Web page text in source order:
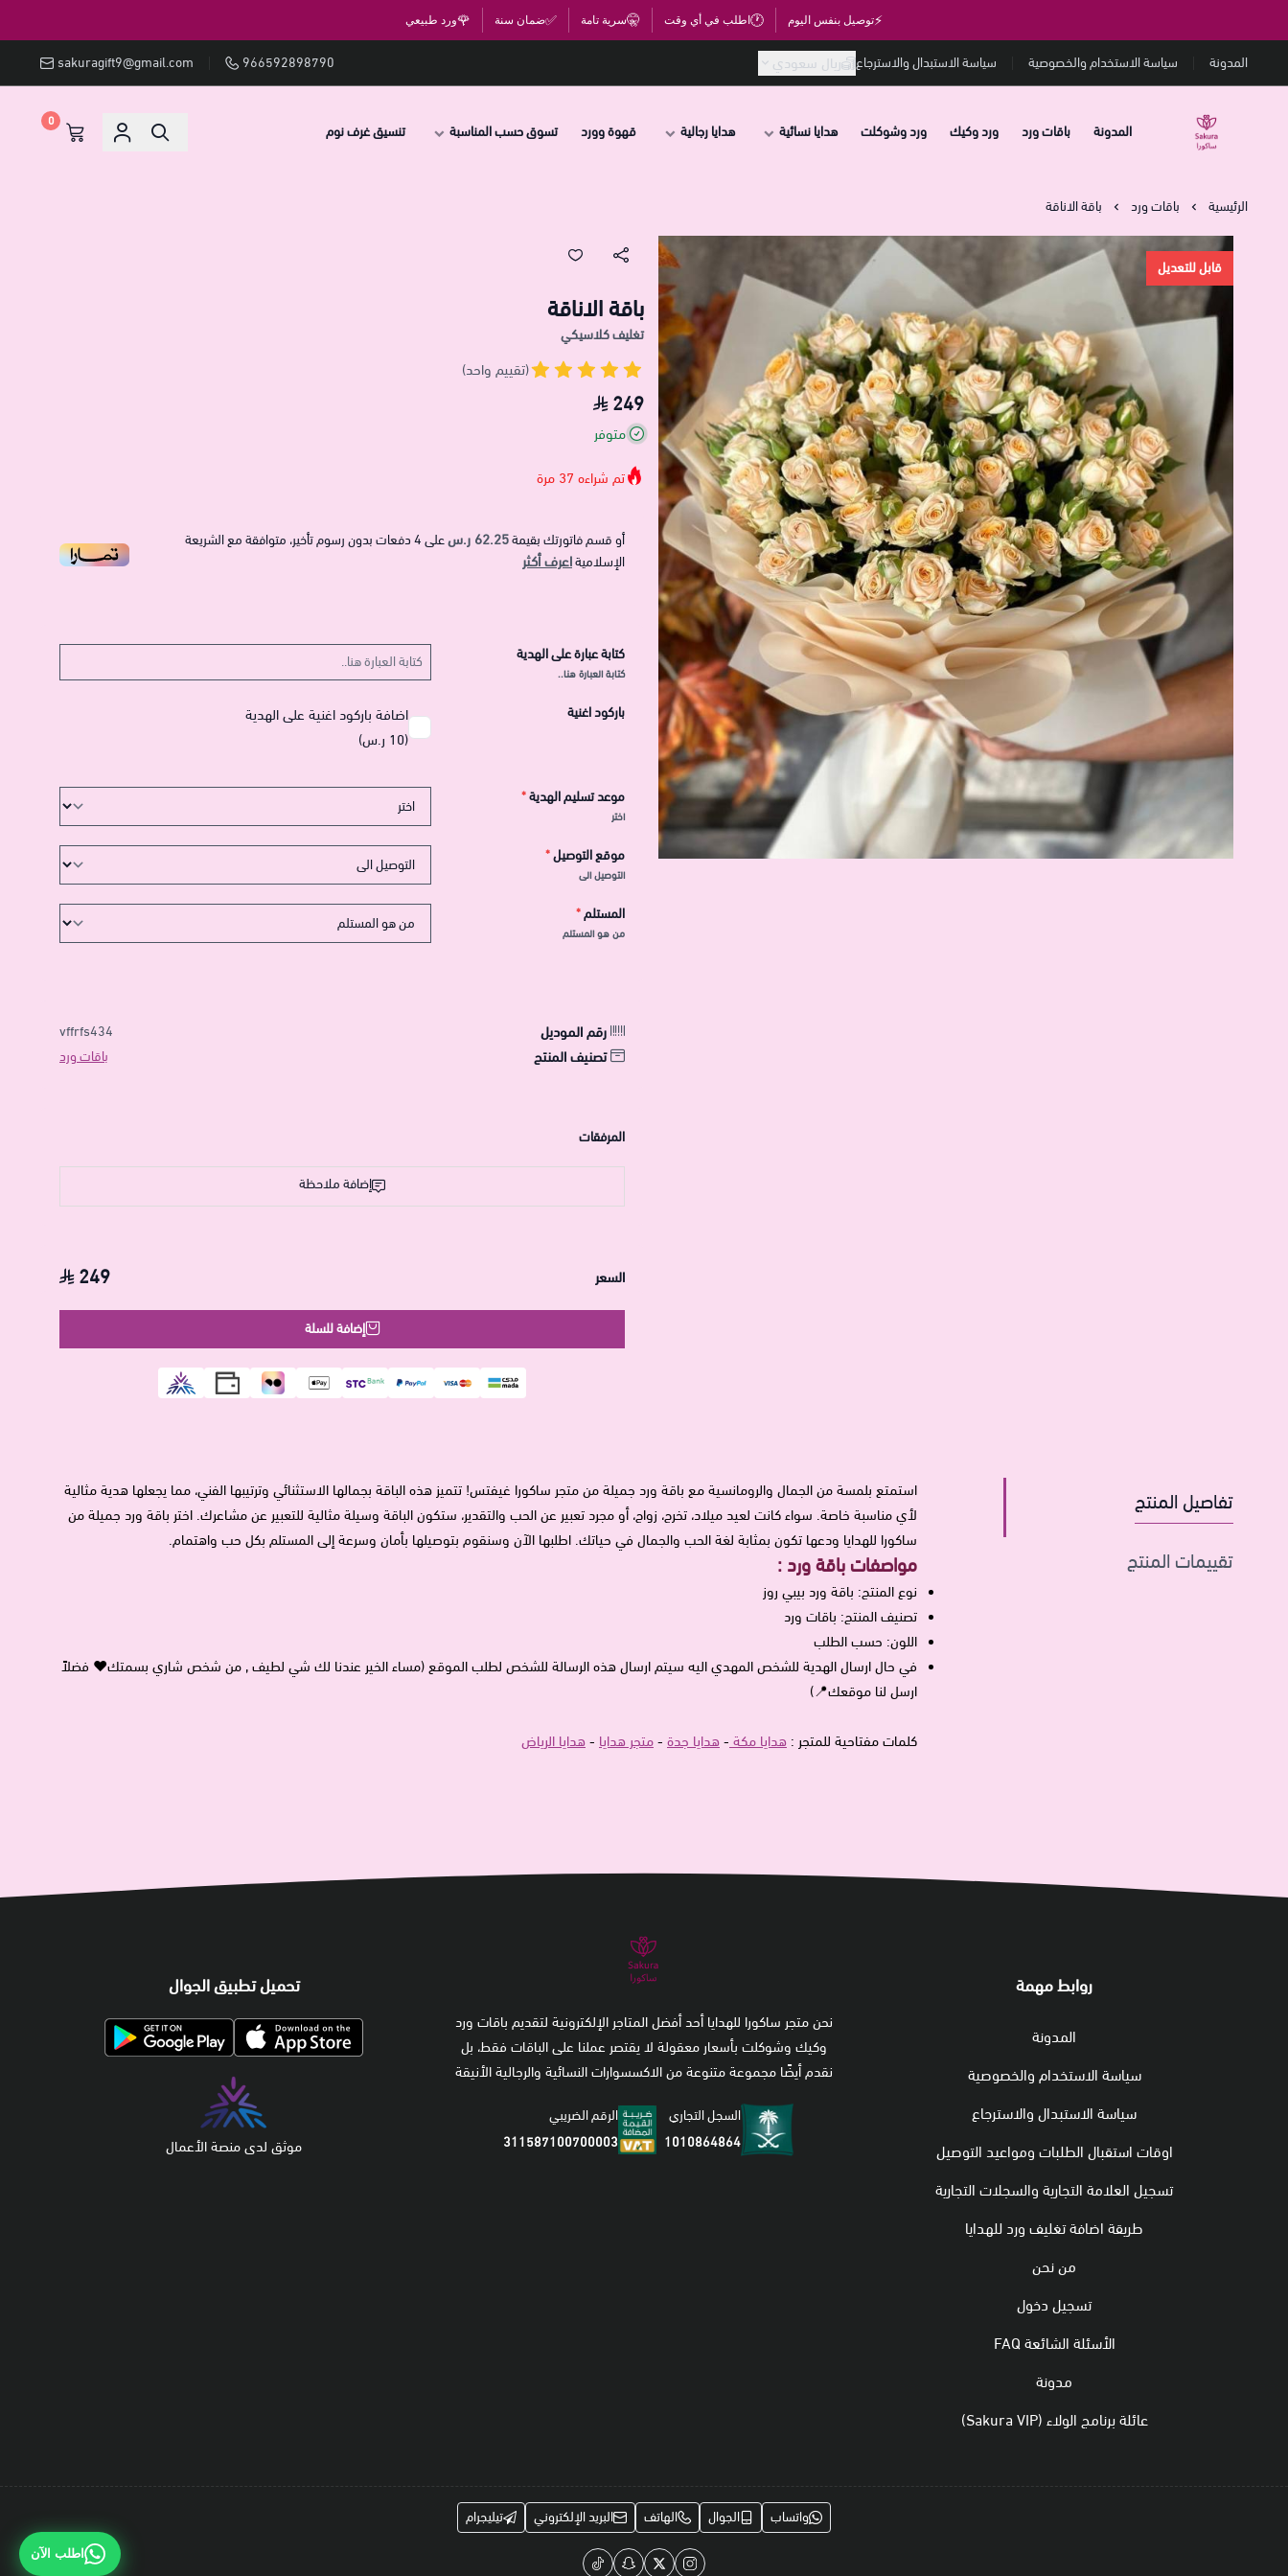
⚡توصيل بنفس اليوم 🕐 اطلب في أي وقت 🤫سرية تامة ✅ضمان سنة 🌹ورد طبيعي
المدونة سياسة الاستخدام والخصوصية سياسة الاستبدال والاسترجاع ريال سعودي 966592898790
sakuragift9@gmail.com
متجر ساكورا المدونة باقات ورد ورد وكيك ورد وشوكلت هدايا نسائية هدايا رجالية قهوة وورد تسوق حسب المناسبة تنسيق غرف نوم
0
الرئيسية باقات ورد باقة الاناقة
قابل للتعديل
باقة الاناقة
تغليف كلاسيكي
(تقييم واحد)
249
متوفر
تم شراءه 37 مرة
أو قسم فاتورتك بقيمة62.25 ر.س على4دفعات بدون رسوم تأخير، متوافقة مع الشريعة
الإسلاميةاعرف أكثر
كتابة عبارة على الهدية
كتابة العبارة هنا..
باركود اغنية
اضافة باركود اغنية على الهدية
(10 ر.س)
موعد تسليم الهدية*
اختر
موقع التوصيل*
التوصيل الى
المستلم*
من هو المستلم
رقم الموديل vffrfs434
تصنيف المنتج باقات ورد
المرفقات
إضافة ملاحظة
السعر 249
إضافة للسلة
تفاصيل المنتج
تقييمات المنتج
استمتع بلمسة من الجمال والرومانسية مع باقة ورد جميلة من متجر ساكورا غيفتس! تتميز هذه الباقة بجمالها الاستثنائي وترتيبها الفني، مما يجعلها هدية مثالية
لأي مناسبة خاصة. سواء كانت لعيد ميلاد، تخرج، زواج، أو مجرد تعبير عن الحب والتقدير، ستكون الباقة وسيلة مثالية للتعبير عن مشاعرك. اختر باقة ورد جميلة من
ساكورا للهدايا ودعها تكون بمثابة لغة الحب والجمال في حياتك. اطلبها الآن وسنقوم بتوصيلها بأمان وسرعة إلى المستلم بكل حب واهتمام.
مواصفات باقة ورد :
نوع المنتج: باقة ورد بيبي روز
تصنيف المنتج: باقات ورد
اللون: حسب الطلب
في حال ارسال الهدية للشخص المهدي اليه سيتم ارسال هذه الرسالة للشخص لطلب الموقع (مساء الخير عندنا لك شي لطيف , من شخص شاري بسمتك♥ فضلاً
ارسل لنا موقعك📍)
كلمات مفتاحية للمتجر : هدايا مكة -هدايا جدة -متجر هدايا -هدايا الرياض
روابط مهمة
المدونة
سياسة الاستخدام والخصوصية
سياسة الاستبدال والاسترجاع
اوقات استقبال الطلبات ومواعيد التوصيل
تسجيل العلامة التجارية والسجلات التجارية
طريقة اضافة تغليف ورد للهدايا
من نحن
تسجيل دخول
الأسئلة الشائعة FAQ
مدونة
عائلة برنامج الولاء (Sakura VIP)
نحن متجر ساكورا للهدايا أحد أفضل المتاجر الإلكترونية لتقديم باقات ورد
وكيك وشوكلت بأسعار معقولة لا يقتصر عملنا على الباقات فقط، بل
نقدم أيضًا مجموعة متنوعة من الاكسسوارات النسائية والرجالية الأنيقة
السجل التجاري
1010864864
الرقم الضريبي
311587100700003
تحميل تطبيق الجوال
موثق لدى منصة الأعمال
واتساب الجوال الهاتف البريد الإلكتروني تيليجرام
اطلب الآن